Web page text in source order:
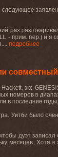
раз
- прим. пер.) и
подробнее
экс-
номеров в
в последние
Уитби было
дуэт
месяцев. Хотя